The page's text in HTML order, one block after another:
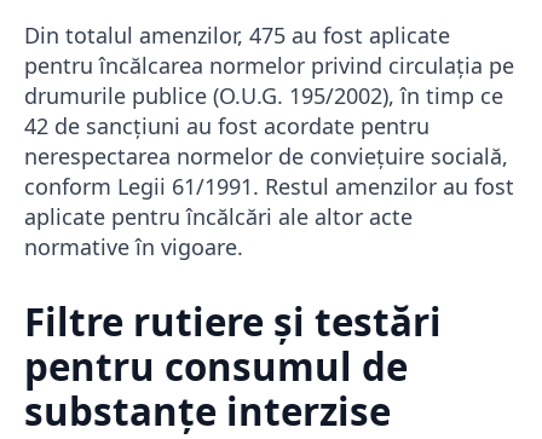
Din totalul amenzilor, 475 au fost aplicate
pentru încălcarea normelor privind circulația pe
drumurile publice (O.U.G. 195/2002), în timp ce
42 de sancțiuni au fost acordate pentru
nerespectarea normelor de conviețuire socială,
conform Legii 61/1991. Restul amenzilor au fost
aplicate pentru încălcări ale altor acte
normative în vigoare.
Filtre rutiere și testări
pentru consumul de
substanțe interzise